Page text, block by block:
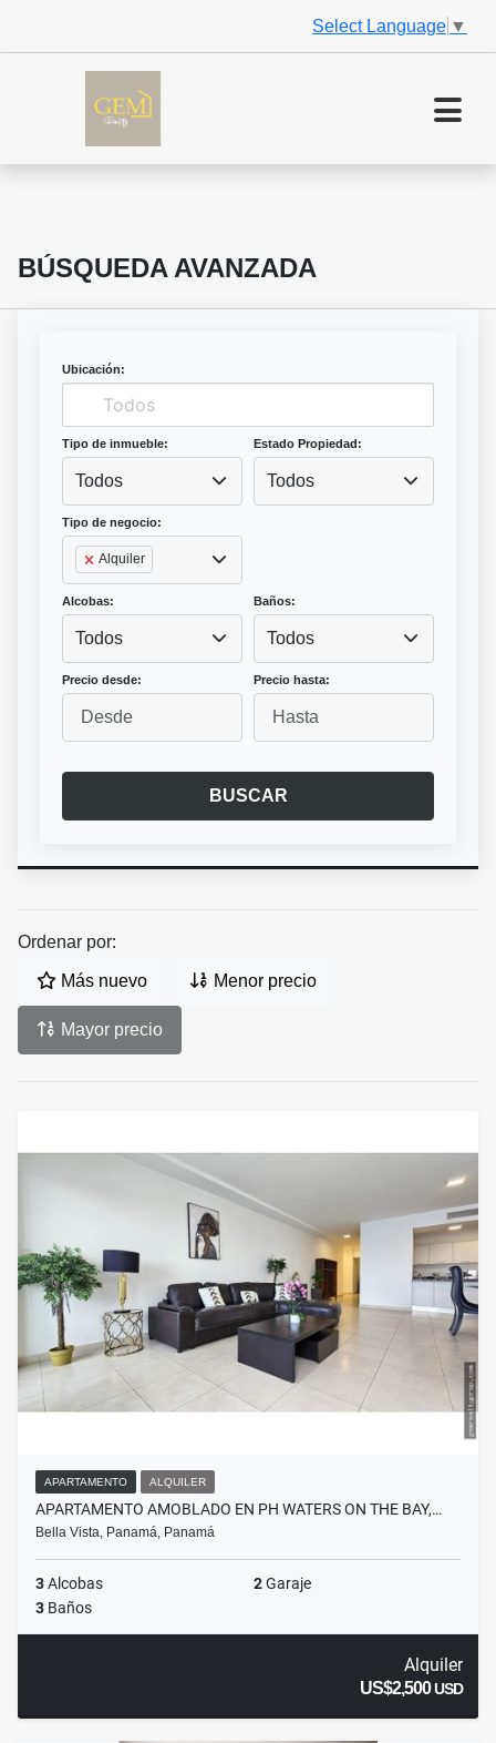
Select Language ▼
BÚSQUEDA AVANZADA
Ubicación:
Tipo de inmueble:
Todos
Estado Propiedad:
Todos
Tipo de negocio:
Alquiler
Alcobas:
Todos
Baños:
Todos
Precio desde: Precio hasta:
BUSCAR
Ordenar por:
Más nuevo Menor precio
Mayor precio
APARTAMENTO ALQUILER
APARTAMENTO AMOBLADO EN PH WATERS ON THE BAY,…
Bella Vista, Panamá, Panamá
3Alcobas 2Garaje
3 Baños
Alquiler
US$2,500USD